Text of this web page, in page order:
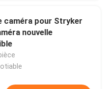
caméra pour Stryker
nouvelle